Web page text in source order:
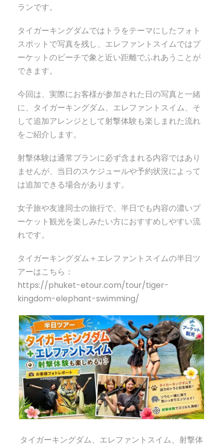
ランです。
タイガーキングダムではトラをテーマにしたフォト
スポットで写真を残し、エレファントスイムではプ
ーケットのビーチで象と近い距離でふれあうことが
できます。
今回は、実際にお客様が参加された日の写真と一緒
に、タイガーキングダム、エレファントスイム、そ
して追加アレンジとして射撃体験も楽しまれた流れ
をご紹介します。
射撃体験は通常プランに必ず含まれる内容ではあり
ませんが、当日のスケジュールや予約状況によって
は追加できる場合があります。
女子旅や友達同士の旅行で、半日でも内容の濃いプ
ーケット観光を楽しみたい方におすすめしやすい流
れです。
タイガーキングダム＋エレファントスイムの半日ツ
アーはこちら：
https://phuket-etour.com/tour/tiger-
kingdom-elephant-swimming/
タイガーキングダム、エレファントスイム、射撃体